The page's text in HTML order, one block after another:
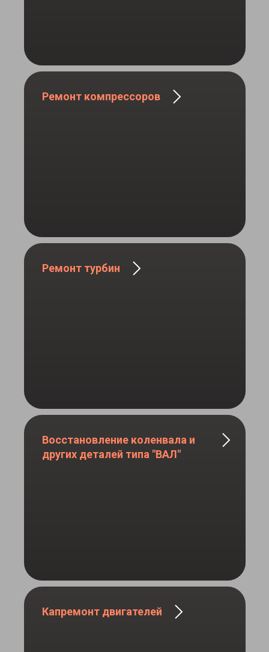
Ремонт компрессоров
Ремонт турбин
Восстановление коленвала и
других деталей типа "ВАЛ"
Капремонт двигателей